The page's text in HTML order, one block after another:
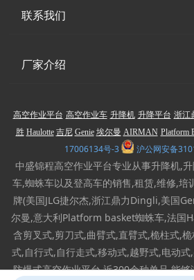
联系我们
厂家介绍
高空作业平台 高空作业车 升降机 升降平台 浙江
胜 Haulotte 吉尼 Genie 埃尔曼 AIRMAN Platform
17006134号-3
沪公网安备
中盛锦程高空作业平台专业从事升降机,
车,蜘蛛车以及登高车的销售,租赁,维修,培
牌(美国JLG捷尔杰,浙江鼎力Dingli,美国
尔曼,意大利Platform basket蜘蛛车,法国
含剪叉式,剪刀式,曲臂式,直臂式,桅柱式,
式,自行式,自行走式,移动式,越野式,电动
防爆式高空作业平台,近300余种单品,能